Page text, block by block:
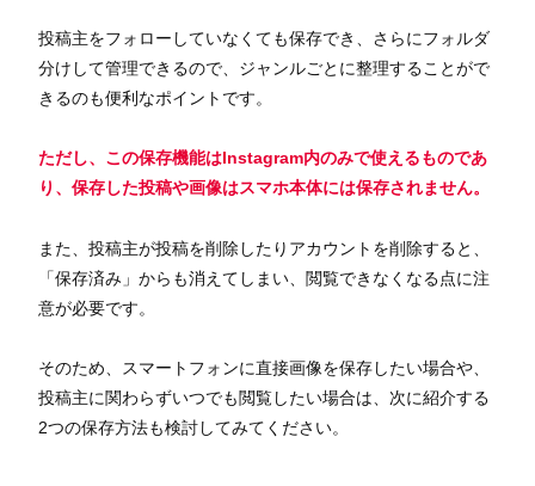
投稿主をフォローしていなくても保存でき、さらにフォルダ
分けして管理できるので、ジャンルごとに整理することがで
きるのも便利なポイントです。
ただし、この保存機能はInstagram内のみで使えるものであ
り、保存した投稿や画像はスマホ本体には保存されません。
また、投稿主が投稿を削除したりアカウントを削除すると、
「保存済み」からも消えてしまい、閲覧できなくなる点に注
意が必要です。
そのため、スマートフォンに直接画像を保存したい場合や、
投稿主に関わらずいつでも閲覧したい場合は、次に紹介する
2つの保存方法も検討してみてください。